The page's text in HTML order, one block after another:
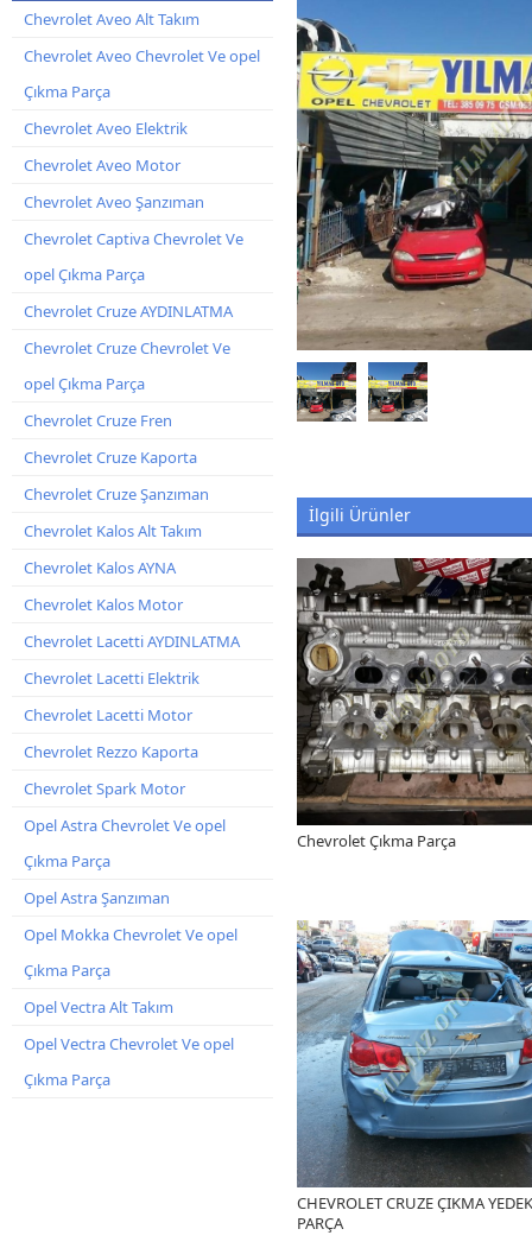
Chevrolet Aveo Alt Takım
Chevrolet Aveo Chevrolet Ve opel
Çıkma Parça
Chevrolet Aveo Elektrik
Chevrolet Aveo Motor
Chevrolet Aveo Şanzıman
Chevrolet Captiva Chevrolet Ve
opel Çıkma Parça
Chevrolet Cruze AYDINLATMA
Chevrolet Cruze Chevrolet Ve
opel Çıkma Parça
Chevrolet Cruze Fren
Chevrolet Cruze Kaporta
Chevrolet Cruze Şanzıman
Chevrolet Kalos Alt Takım
Chevrolet Kalos AYNA
Chevrolet Kalos Motor
Chevrolet Lacetti AYDINLATMA
Chevrolet Lacetti Elektrik
Chevrolet Lacetti Motor
Chevrolet Rezzo Kaporta
Chevrolet Spark Motor
Opel Astra Chevrolet Ve opel
Çıkma Parça
Opel Astra Şanzıman
Opel Mokka Chevrolet Ve opel
Çıkma Parça
Opel Vectra Alt Takım
Opel Vectra Chevrolet Ve opel
Çıkma Parça
İlgili Ürünler
Chevrolet Çıkma Parça
CHEVROLET CRUZE ÇIKMA YEDEK
PARÇA